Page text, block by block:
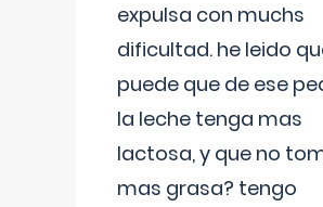
expulsa con muchs
dificultad. he leido
puede que de ese
la leche tenga mas
lactosa, y que no
mas grasa? tengo